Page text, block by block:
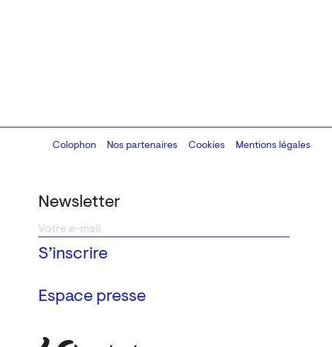
Newsletter
Espace presse
Colophon
Design:Marcel Kaczmarek, code:8080.studio
Nos partenaires Cookies Mentions légales